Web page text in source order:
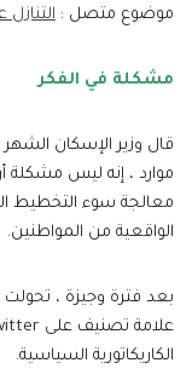
موضوع متصل :
مشكلة في الفكر
قال وزير الإسكان
موارد ، إنه ليس مشكلة
معالجة سوء التخطيط
الواقعية من المواطنين.
بعد فترة وجيزة ،
الكاريكاتورية السياسية.